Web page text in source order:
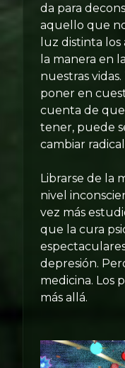
da para
aquello que
luz distinta
la manera en
nuestras
poner en
cuenta de
tener, puede
cambiar
Librarse de la
nivel
vez más
que la cura
depresión.
medicina. Los
más allá.